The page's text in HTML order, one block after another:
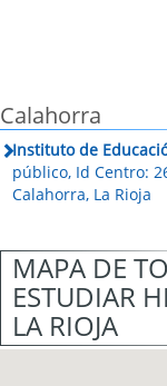
Calahorra
Instituto de
público, Id Centro:
Calahorra, La Rioja
MAPA DE
ESTUDIAR
LA RIOJA